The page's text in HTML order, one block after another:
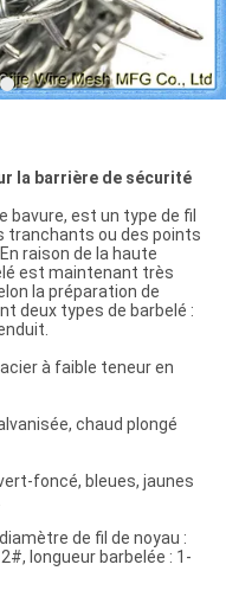
la barrière de sécurité
bavure, est un type de fil
tranchants ou des points
raison de la haute
est maintenant très
la préparation de
deux types de barbelé :
à faible teneur en
chaud plongé
foncé, bleues, jaunes
diamètre de fil de noyau :
longueur barbelée : 1-